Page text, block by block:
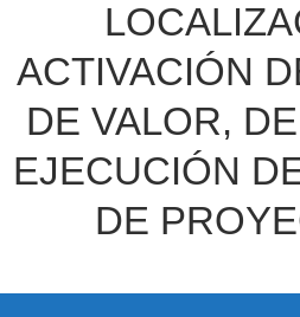
ACTIVACIÓN
DE VALOR,
EJECUCIÓN
DE